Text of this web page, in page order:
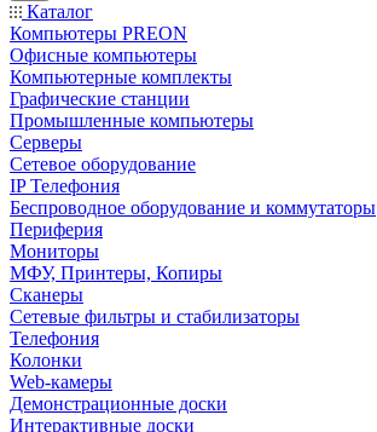
Каталог
Компьютеры PREON
Офисные компьютеры
Компьютерные комплекты
Графические станции
Промышленные компьютеры
Серверы
Сетевое оборудование
IP Телефония
Беспроводное оборудование и коммутаторы
Периферия
Мониторы
МФУ, Принтеры, Копиры
Сканеры
Сетевые фильтры и стабилизаторы
Телефония
Колонки
Web-камеры
Демонстрационные доски
Интерактивные доски